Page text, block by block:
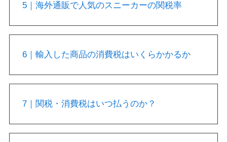
5｜海外通販で人気のスニーカーの関税率
6｜輸入した商品の消費税はいくらかかるか
7｜関税・消費税はいつ払うのか？